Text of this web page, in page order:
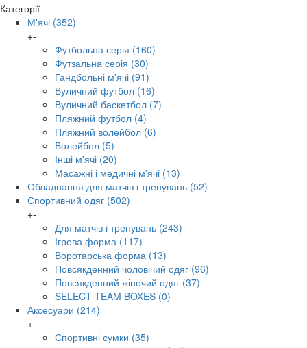
Категорії
М'ячі (352)
+-
Футбольна серія (160)
Футзальна серія (30)
Гандбольні м'ячі (91)
Вуличний футбол (16)
Вуличний баскетбол (7)
Пляжний футбол (4)
Пляжний волейбол (6)
Волейбол (5)
Інші м'ячі (20)
Масажні і медичні м'ячі (13)
Обладнання для матчів і тренувань (52)
Спортивний одяг (502)
+-
Для матчів і тренувань (243)
Ігрова форма (117)
Воротарська форма (13)
Повсякденний чоловічий одяг (96)
Повсякденний жіночий одяг (37)
SELECT TEAM BOXES (0)
Аксесуари (214)
+-
Спортивні сумки (35)